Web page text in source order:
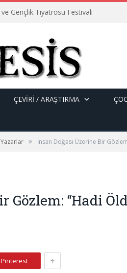
Gençlik Tiyatrosu Festivali
ÇEVİRİ / ARAŞTIRMA
Yazarlar » İnsan Doğası Üzerine Bir
Gözlem: ‘‘Hadi
Pinterest +